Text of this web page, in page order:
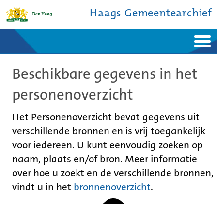
Haags Gemeentearchief
Ontdek de stad
De studiezaal
Bronnen en collecties
Contact
Beschikbare gegevens in het
personenoverzicht
Het Personenoverzicht bevat gegevens uit
verschillende bronnen en is vrij toegankelijk
voor iedereen. U kunt eenvoudig zoeken op
naam, plaats en/of bron. Meer informatie
over hoe u zoekt en de verschillende bronnen,
vindt u in het bronnenoverzicht.